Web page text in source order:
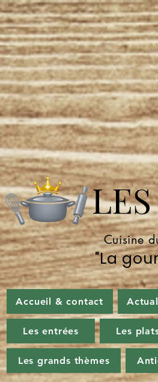
LES
Cuisine
"La
Accueil & contact
Les entrées Les
Les grands thèmes